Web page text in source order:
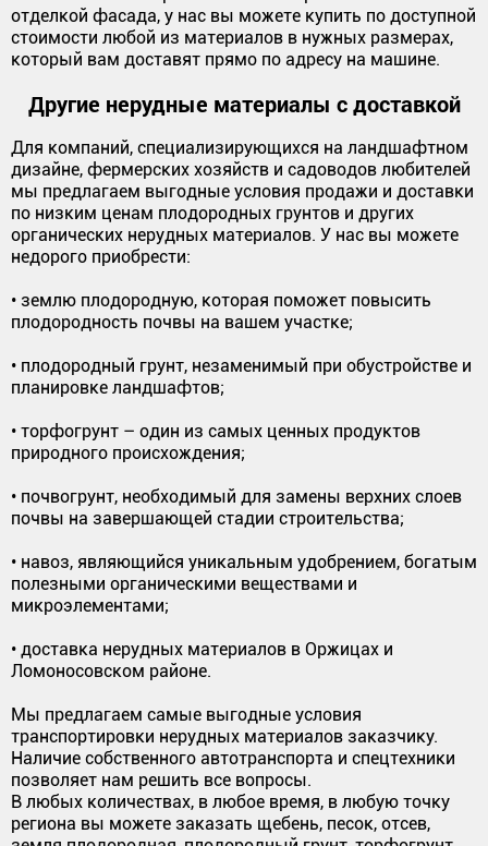
отделкой фасада, у нас вы можете купить по доступной
стоимости любой из материалов в нужных размерах,
который вам доставят прямо по адресу на машине.
Другие нерудные материалы с доставкой
Для компаний, специализирующихся на ландшафтном
дизайне, фермерских хозяйств и садоводов любителей
мы предлагаем выгодные условия продажи и доставки
по низким ценам плодородных грунтов и других
органических нерудных материалов. У нас вы можете
недорого приобрести:
• землю плодородную, которая поможет повысить
плодородность почвы на вашем участке;
• плодородный грунт, незаменимый при обустройстве и
планировке ландшафтов;
• торфогрунт – один из самых ценных продуктов
природного происхождения;
• почвогрунт, необходимый для замены верхних слоев
почвы на завершающей стадии строительства;
• навоз, являющийся уникальным удобрением, богатым
полезными органическими веществами и
микроэлементами;
• доставка нерудных материалов в Оржицах и
Ломоносовском районе.
Мы предлагаем самые выгодные условия
транспортировки нерудных материалов заказчику.
Наличие собственного автотранспорта и спецтехники
позволяет нам решить все вопросы.
В любых количествах, в любое время, в любую точку
региона вы можете заказать щебень, песок, отсев,